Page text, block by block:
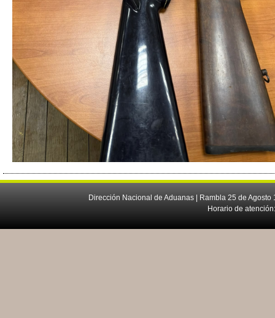
Dirección Nacional de Aduanas | Rambla 25 de
Horario de